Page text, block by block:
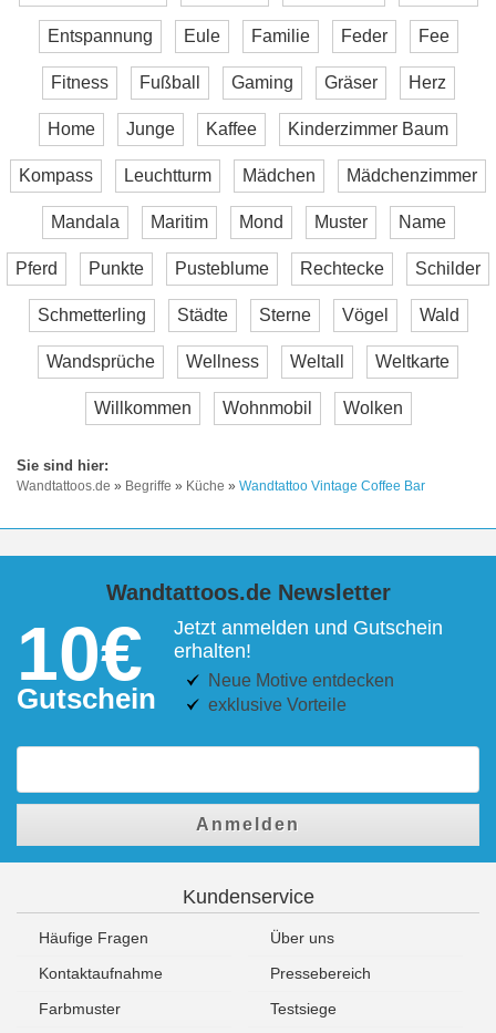
Entspannung Eule Familie Feder Fee
Fitness Fußball Gaming Gräser Herz
Home Junge Kaffee Kinderzimmer Baum
Kompass Leuchtturm Mädchen Mädchenzimmer
Mandala Maritim Mond Muster Name
Pferd Punkte Pusteblume Rechtecke Schilder
Schmetterling Städte Sterne Vögel Wald
Wandsprüche Wellness Weltall Weltkarte
Willkommen Wohnmobil Wolken
Wandtattoos.de » Begriffe » Küche » Wandtattoo Vintage Coffee Bar
Wandtattoos.de Newsletter
10€
Gutschein
Jetzt anmelden und Gutschein
erhalten!
Neue Motive entdecken
exklusive Vorteile
Anmelden
Kundenservice
Häufige Fragen
Über uns
Kontaktaufnahme
Pressebereich
Farbmuster
Testsiege